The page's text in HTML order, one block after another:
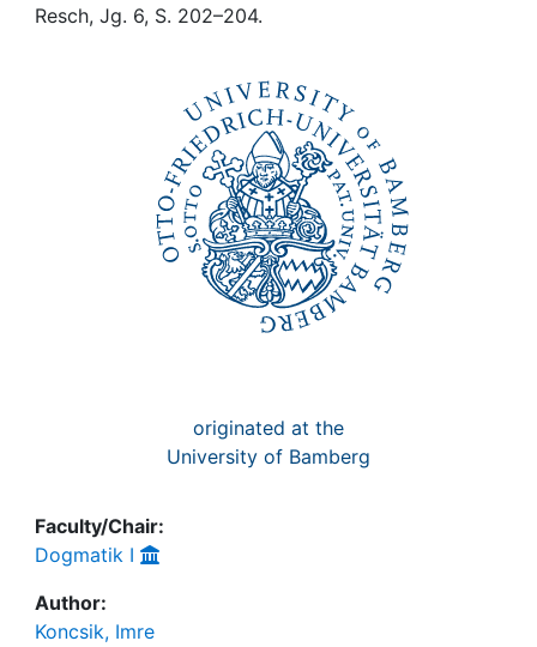
Resch, Jg. 6, S. 202–204.
originated at the
University of Bamberg
Faculty/Chair:
Dogmatik I
Author:
Koncsik, Imre